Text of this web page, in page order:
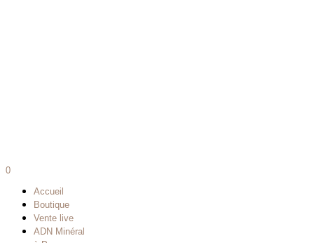
0
Accueil
Boutique
Vente live
ADN Minéral